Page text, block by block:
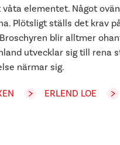
elementet. Något
Plötsligt ställs det krav
blir alltmer
utvecklar sig till rena
närmar sig.
ERLEND LOE